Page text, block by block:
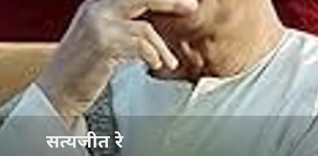
सत्यजीत रे